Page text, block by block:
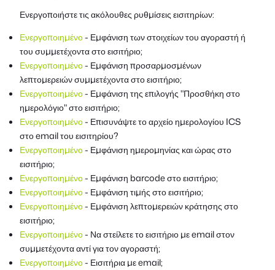
Ενεργοποιήστε τις ακόλουθες ρυθμίσεις εισιτηρίων:
Ενεργοποιημένο- Εμφάνιση των στοιχείων του αγοραστή ή
του συμμετέχοντα στο εισιτήριο;
Ενεργοποιημένο- Εμφάνιση προσαρμοσμένων
λεπτομερειών συμμετέχοντα στο εισιτήριο;
Ενεργοποιημένο- Εμφάνιση της επιλογής "Προσθήκη στο
ημερολόγιο" στο εισιτήριο;
Ενεργοποιημένο- Επισυνάψτε το αρχείο ημερολογίου ICS
στο email του εισιτηρίου?
Ενεργοποιημένο- Εμφάνιση ημερομηνίας και ώρας στο
εισιτήριο;
Ενεργοποιημένο- Εμφάνιση barcode στο εισιτήριο;
Ενεργοποιημένο- Εμφάνιση τιμής στο εισιτήριο;
Ενεργοποιημένο- Εμφάνιση λεπτομερειών κράτησης στο
εισιτήριο;
Ενεργοποιημένο- Να στείλετε το εισιτήριο με email στον
συμμετέχοντα αντί για τον αγοραστή;
Ενεργοποιημένο- Εισιτήρια με email;